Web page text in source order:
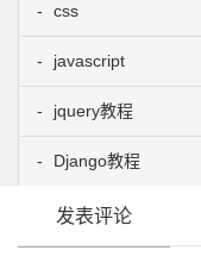
css
javascript
jquery教程
Django教程
发表评论